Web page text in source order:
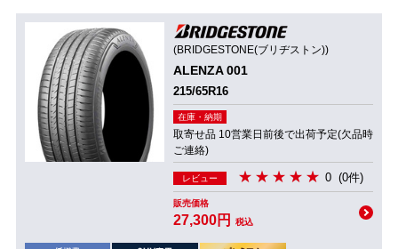
(BRIDGESTONE(ブリヂストン))
ALENZA 001
215/65R16
在庫・納期
取寄せ品 10営業日前後で出荷予定(欠品時
ご連絡)
レビュー 0 (0件)
販売価格
27,300円 税込